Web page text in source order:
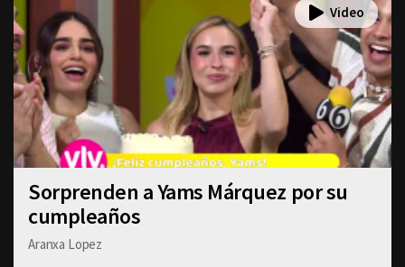
Sorprenden a Yams Márquez por su
cumpleaños
Aranxa Lopez